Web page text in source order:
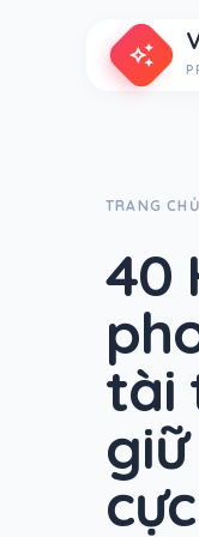
auto_awesome
TRANG CHỦ
40
tài
cực